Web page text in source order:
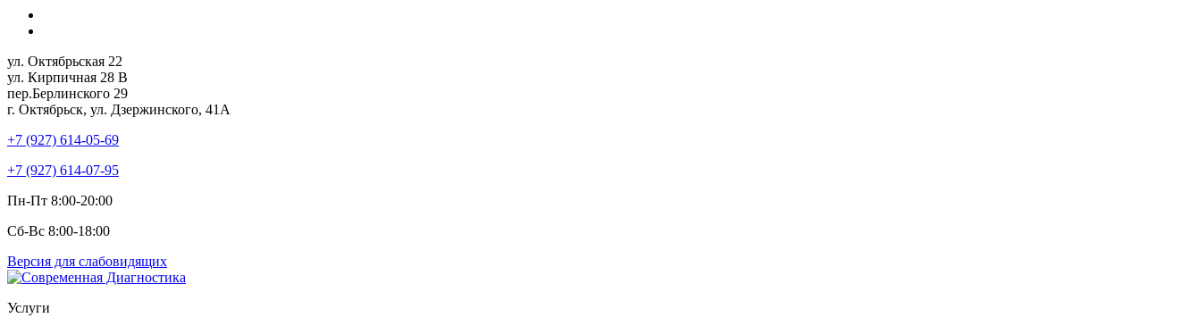
ул. Октябрьская 22
ул. Кирпичная 28 В
пер.Берлинского 29
г. Октябрьск, ул. Дзержинского, 41А
+7 (927) 614-05-69
+7 (927) 614-07-95
Пн-Пт 8:00-20:00
Сб-Вс 8:00-18:00
Версия для слабовидящих
Услуги